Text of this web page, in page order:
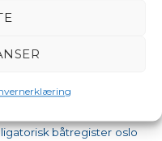
miljøprisen
båtregister oslo